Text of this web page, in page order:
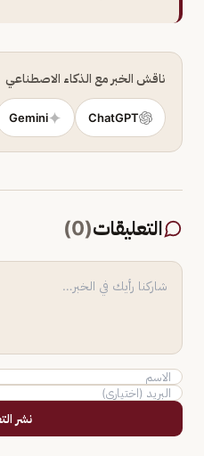
ناقش الخبر مع الذكاء الاصطناعي
ChatGPT
Gemini
التعليقات(
0
)
نشر